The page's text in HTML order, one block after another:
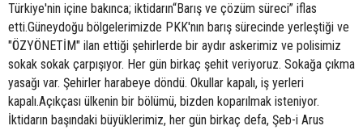
Türkiye'nin içine bakınca; iktidarın“Barış ve çözüm süreci” iflas
etti.Güneydoğu bölgelerimizde PKK'nın barış sürecinde yerleştiği ve
"ÖZYÖNETİM" ilan ettiği şehirlerde bir aydır askerimiz ve polisimiz
sokak sokak çarpışıyor. Her gün birkaç şehit veriyoruz. Sokağa çıkma
yasağı var. Şehirler harabeye döndü. Okullar kapalı, iş yerleri
kapalı.Açıkçası ülkenin bir bölümü, bizden koparılmak isteniyor.
İktidarın başındaki büyüklerimiz, her gün birkaç defa, Şeb-i Arus